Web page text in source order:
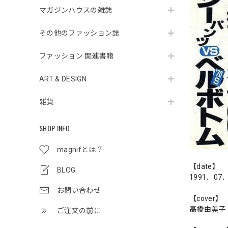
マガジンハウスの雑誌
その他のファッション誌
ファッション 関連書籍
ART & DESIGN
雑貨
SHOP INFO
magnifとは？
BLOG
お問い合わせ
ご注文の前に
【date】
1991．07
【cover】
高橋由美子